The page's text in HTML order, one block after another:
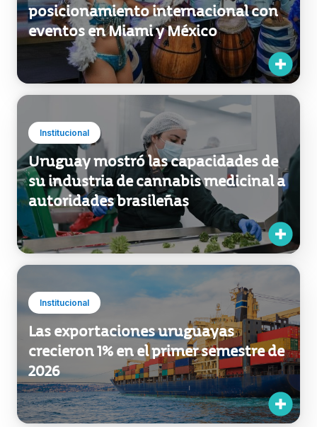
Marca País
Uruguay fortaleció su
posicionamiento internacional con
eventos en Miami y México
Institucional
Uruguay mostró las capacidades de
su industria de cannabis medicinal a
autoridades brasileñas
Institucional
Las exportaciones uruguayas
crecieron 1% en el primer semestre de
2026